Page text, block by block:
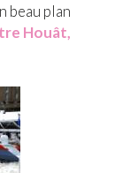
beau plan
Houât,